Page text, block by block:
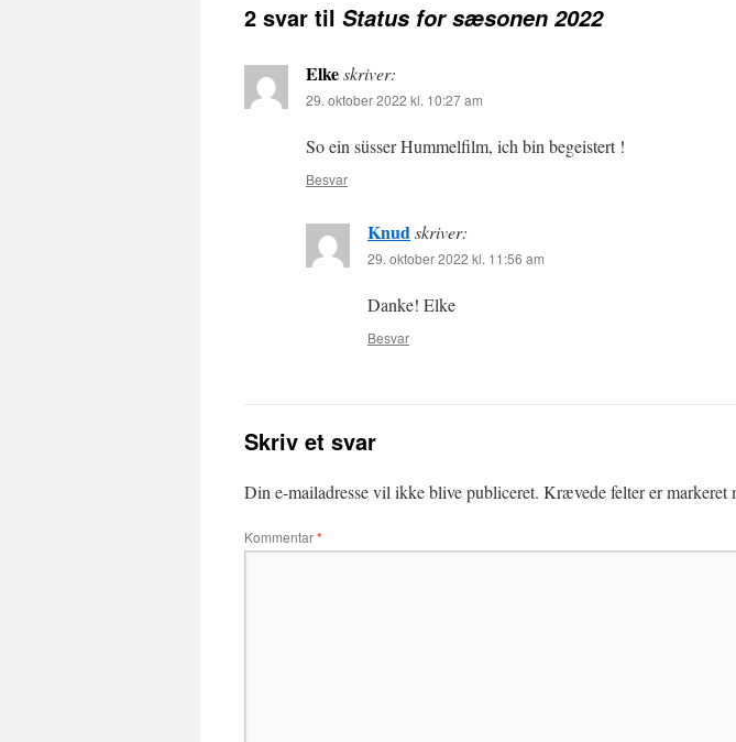
2 svar til Status for sæsonen 2022
Elkeskriver:
29. oktober 2022 kl. 10:27 am
So ein süsser Hummelfilm, ich bin begeistert !
Besvar
Knudskriver:
29. oktober 2022 kl. 11:56 am
Danke! Elke
Besvar
Skriv et svar
Din e-mailadresse vil ikke blive publiceret. Krævede felter er markeret
Kommentar*